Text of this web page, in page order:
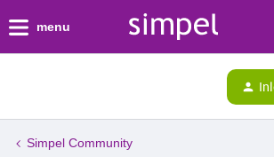
menu
Simpel Community